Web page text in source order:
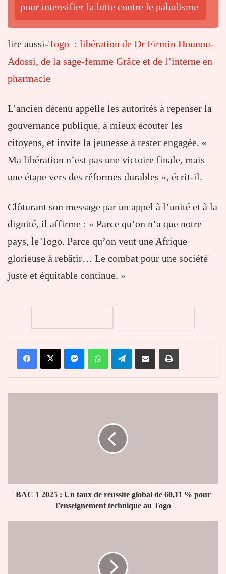
pour intensifier la lutte contre le paludisme
lire aussi-Togo : libération de Dr Firmin Hounou-
Adossi, de la sage-femme Grâce et de l’interne en
pharmacie
L’ancien détenu appelle les autorités à repenser la
gouvernance publique, à mieux écouter les
citoyens, et invite la jeunesse à rester engagée. «
Ma libération n’est pas une victoire finale, mais
une étape vers des réformes durables », écrit-il.
Clôturant son message par un appel à l’unité et à la
dignité, il affirme : « Parce qu’on n’a que notre
pays, le Togo. Parce qu’on veut une Afrique
glorieuse à rebâtir… Le combat pour une société
juste et équitable continue. »
FacebookX MessengerWhatsAppTelegramPartager par email Imprimer
global
BAC 1 2025 : Un taux de réussite global de 60,11 % pour
l’enseignement technique au Togo